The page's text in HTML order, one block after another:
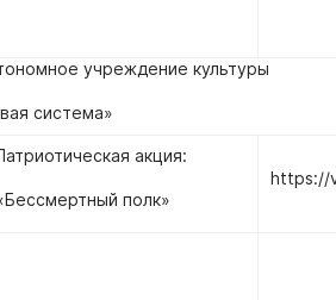
учреждение культуры
система»
акция:
полк»
https://